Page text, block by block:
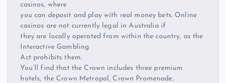
casinos, where
you can deposit and play with real money bets. Online
casinos are not currently legal in Australia if
they are locally operated from within the country, as the
Interactive Gambling
Act prohibits them.
You’ll find that the Crown includes three premium
hotels, the Crown Metropol, Crown Promenade,